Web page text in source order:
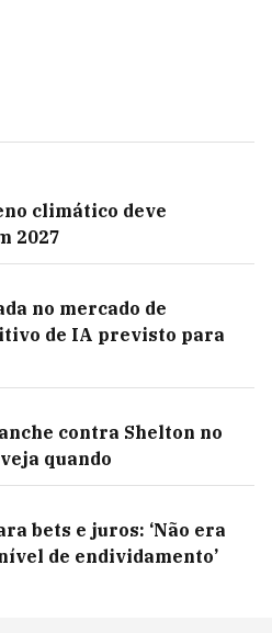
climático deve
2027
no mercado de
de IA previsto para
contra Shelton no
quando
bets e juros: ‘Não era
de endividamento’